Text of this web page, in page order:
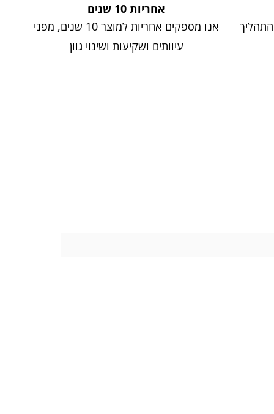
אחריות 10 שנים
אנו מספקים אחריות למוצר 10 שנים, מפני
עיוותים ושקיעות ושינוי גוון